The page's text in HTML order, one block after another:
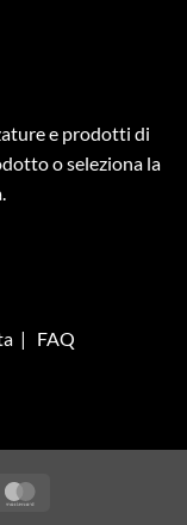
e prodotti di
o seleziona la
| FAQ